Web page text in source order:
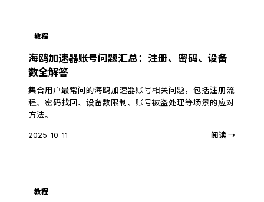
教程
海鸥加速器账号问题汇总：注册、密码、设备
数全解答
集合用户最常问的海鸥加速器账号相关问题，包括注册流
程、密码找回、设备数限制、账号被盗处理等场景的应对
方法。
2025-10-11 阅读 →
教程